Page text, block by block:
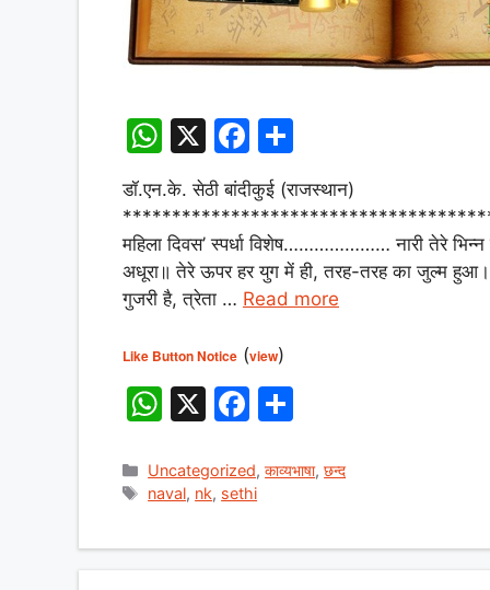
W
h
at
s
A
p
p
X
F
a
c
e
b
o
o
k
ar
e
डॉ.एन.के. सेठी बांदीकुई (राजस्थान)
महिला दिवस’ स्पर्धा विशेष………………… नारी तेरे
अधूरा॥ तेरे ऊपर हर युग में ही, तरह-तरह का जुल्म हुआ।
गुजरी है, त्रेता … Read more
Like Button Notice (view)
W
at
s
A
X
F
c
e
b
ar
Categories
Uncategorized,काव्यभाषा,छन्द
Tags
naval, nk, sethi